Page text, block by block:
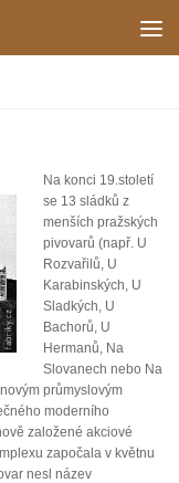
Na konci 19.století
se 13 sládků z
menších pražských
pivovarů (např. U
Rozvařilů, U
Karabinských, U
Sladkých, U
Bachorů, U
Hermanů, Na
Slovanech nebo Na
průmyslovým
moderního
založené akciové
započala v květnu
nesl název